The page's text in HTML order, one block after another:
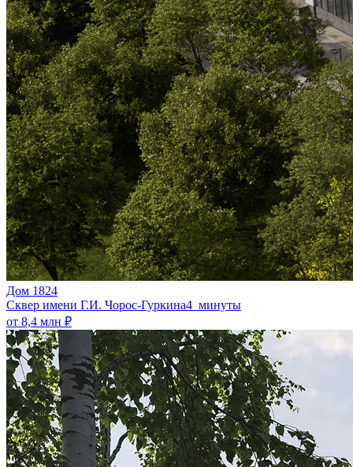
Дом 1824
Сквер имени Г.И. Чорос-Гуркина4 минуты
от 8,4 млн ₽